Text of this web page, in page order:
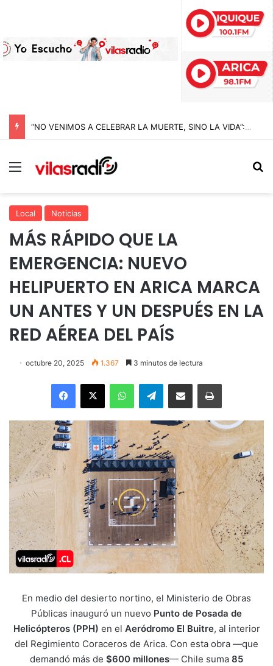
“NO VENIMOS A CELEBRAR LA MUERTE, SINO LA VIDA”: LA EMOTIVA ROMERÍA AL CEMENTERIO QUE MARCA EL CORAZÓN DE LA FIESTA DE SAN LORENZO
Menú
Local Noticias
MÁS RÁPIDO QUE LA
EMERGENCIA: NUEVO
HELIPUERTO EN ARICA MARCA
UN ANTES Y UN DESPUÉS EN LA
RED AÉREA DEL PAÍS
octubre 20, 2025 1.367 3 minutos de lectura
Facebook
X WhatsAppTelegramEnviar vía email Imprimir
En medio del desierto nortino, el Ministerio de Obras
Públicas inauguró un nuevo Punto de Posada de
Helicópteros (PPH) en el Aeródromo El Buitre, al interior
del Regimiento Coraceros de Arica. Con esta obra —que
demandó más de $600 millones— Chile suma 85